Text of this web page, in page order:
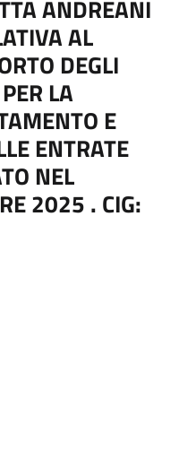
ANDREANI
AL
DEGLI
LA
E
ENTRATE
NEL
2025 . CIG: